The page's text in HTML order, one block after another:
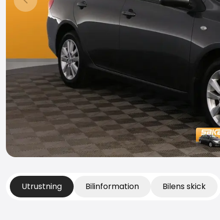
Föregående bild
Utrustning Bilinformation Bilens skick